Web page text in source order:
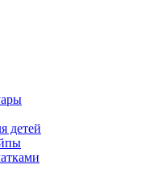
детей